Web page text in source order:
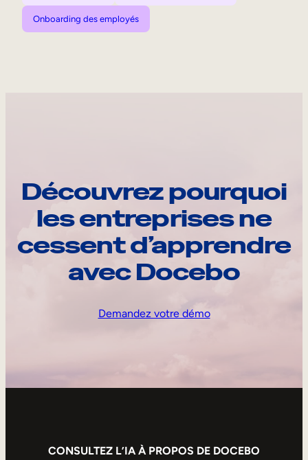
Onboarding des employés
Découvrez pourquoi
les entreprises ne
cessent d’apprendre
avec Docebo
Demandez votre démo
CONSULTEZ L’IA À PROPOS DE DOCEBO